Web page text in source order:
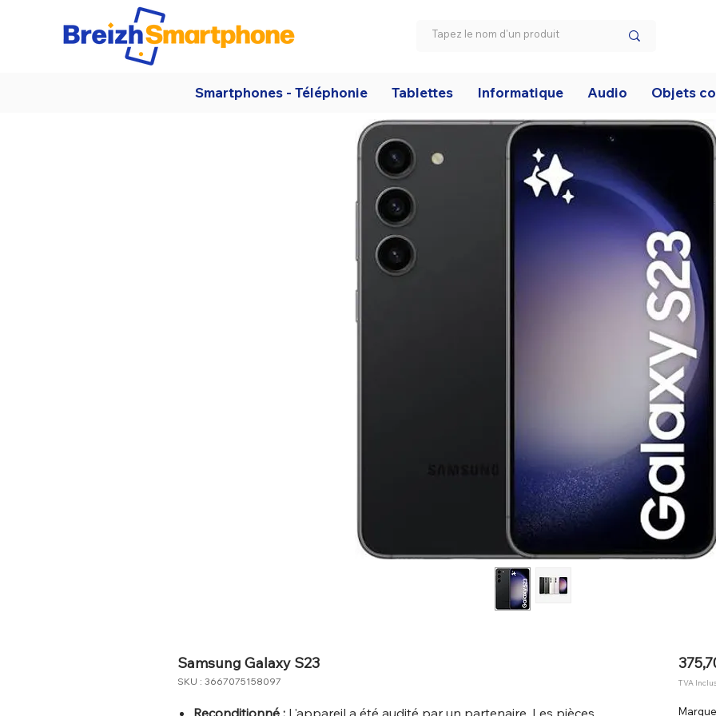
Smartphones - Téléphonie Tablettes Informatique Audio Objets
Samsung Galaxy S23
SKU : 3667075158097 TVA
Marque